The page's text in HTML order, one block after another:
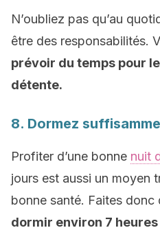
N’oubliez pas qu’au
être des responsabilités.
prévoir du temps pour
détente.
8. Dormez
Profiter d’une bonne nuit
jours est aussi un moyen
bonne santé. Faites donc
dormir environ 7 heures